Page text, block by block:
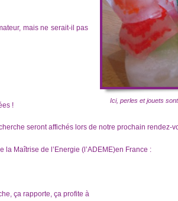
Ici, perles et jouets
mais ne serait-il pas
!
seront affichés lors de notre prochain rendez-
la Maîtrise de l’Energie (l’ADEME)en France :
ça rapporte, ça profite à